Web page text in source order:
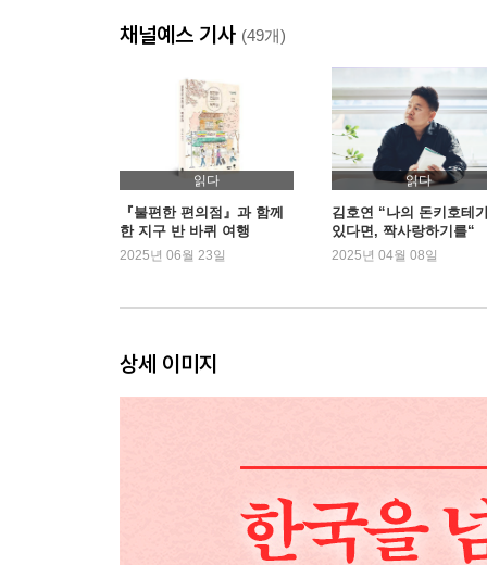
채널예스 기사 (49개)
읽다
『불편한 편의점』과 함께
한 지구 반 바퀴 여행
2025년 06월 23일
읽다
김호연 “나의 돈키호테
있다면, 짝사랑하기를“
2025년 04월 08일
상세 이미지